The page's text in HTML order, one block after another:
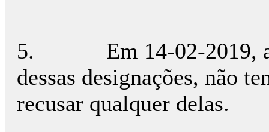
5.
Em 14-02-2019,
dessas designações, não
recusar qualquer delas.